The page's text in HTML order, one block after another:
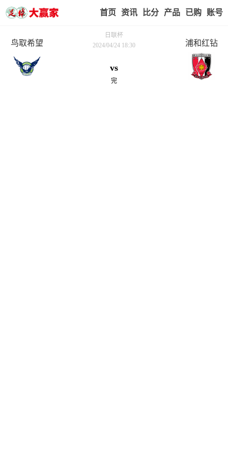
首页 赢家视点赛事比分实战版入口
我的
日联杯
2024/04/24 18:30
vs
完
鸟取希望 浦和红钻